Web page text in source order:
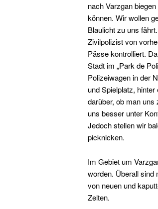
nach Varzgan
können. Wir wollen
Blaulicht zu uns
Zivilpolizist von
Pässe kontrolliert.
Stadt im „Park de
Polizeiwagen in der
und Spielplatz,
darüber, ob man
uns besser unter
Jedoch stellen wir
picknicken.
Im Gebiet um
worden. Überall sind
von neuen und
Zelten.